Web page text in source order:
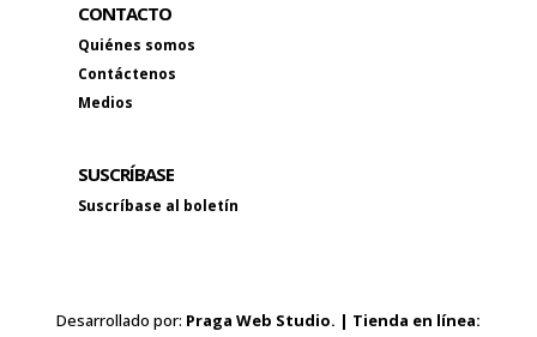
CONTACTO
Quiénes somos
Contáctenos
Medios
SUSCRÍBASE
Suscríbase al boletín
Desarrollado por: Praga Web Studio. | Tienda en línea: